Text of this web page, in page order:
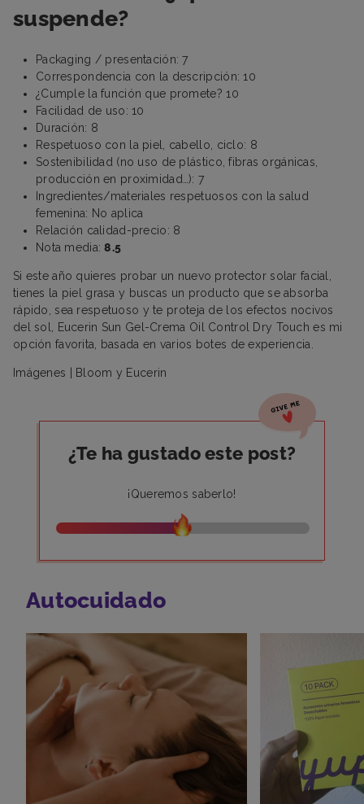
suspende?
Packaging / presentación: 7
Correspondencia con la descripción: 10
¿Cumple la función que promete? 10
Facilidad de uso: 10
Duración: 8
Respetuoso con la piel, cabello, ciclo: 8
Sostenibilidad (no uso de plástico, fibras orgánicas,
producción en proximidad…): 7
Ingredientes/materiales respetuosos con la salud
femenina: No aplica
Relación calidad-precio: 8
Nota media:8.5
Si este año quieres probar un nuevo protector solar facial,
tienes la piel grasa y buscas un producto que se absorba
rápido, sea respetuoso y te proteja de los efectos nocivos
del sol, Eucerin Sun Gel-Crema Oil Control Dry Touch es mi
opción favorita, basada en varios botes de experiencia.
Imágenes | Bloom y Eucerin
¿Te ha gustado este post?
¡Queremos saberlo!
Autocuidado